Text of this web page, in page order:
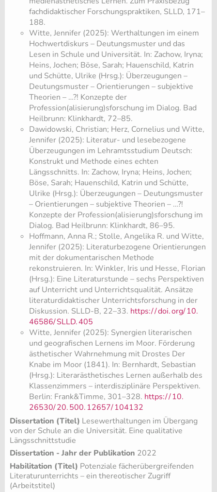
fachdidaktischer Forschungspraktiken, SLLD, 171–
188.
Witte, Jennifer (2025): Werthaltungen im einem
Hochwertdiskurs – Deutungsmuster und das
Lesen in Schule und Universität. In: Zachow, Iryna;
Heins, Jochen; Böse, Sarah; Hauenschild, Katrin
und Schütte, Ulrike (Hrsg.): Überzeugungen –
Deutungsmuster – Orientierungen – subjektive
Theorien – …?! Konzepte der
Profession(alisierung)sforschung im Dialog. Bad
Heilbrunn: Klinkhardt, 72–85.
Dawidowski, Christian; Herz, Cornelius und Witte,
Jennifer (2025): Literatur- und lesebezogene
Überzeugungen im Lehramtsstudium Deutsch:
Konstrukt und Methode eines echten
Längsschnitts. In: Zachow, Iryna; Heins, Jochen;
Böse, Sarah; Hauenschild, Katrin und Schütte,
Ulrike (Hrsg.): Überzeugungen – Deutungsmuster
– Orientierungen – subjektive Theorien – …?!
Konzepte der Profession(alisierung)sforschung im
Dialog. Bad Heilbrunn: Klinkhardt, 86–95.
Hoffmann, Anna R.; Stolle, Angelika R. und Witte,
Jennifer (2025): Literaturbezogene Orientierungen
mit der dokumentarischen Methode
rekonstruieren. In: Winkler, Iris und Hesse, Florian
(Hrsg.): Eine Literaturstunde – sechs Perspektiven
auf Unterricht und Unterrichtsqualität. Ansätze
literaturdidaktischer Unterrichtsforschung in der
Diskussion. SLLD-B, 22–33. https://doi.org/10.
46586/SLLD.405
Witte, Jennifer (2025): Synergien literarischen
und geografischen Lernens im Moor. Förderung
ästhetischer Wahrnehmung mit Drostes Der
Knabe im Moor (1841). In: Bernhardt, Sebastian
(Hrsg.): Literarästhetisches Lernen außerhalb des
Klassenzimmers – interdisziplinäre Perspektiven.
Berlin: Frank&Timme, 301–328. https://10.
26530/20.500. 12657/104132
Dissertation (Titel) Lesewerthaltungen im Übergang
von der Schule an die Universität. Eine qualitative
Längsschnittstudie
Dissertation - Jahr der Publikation 2022
Habilitation (Titel) Potenziale fächerübergreifenden
Literaturunterrichts – ein thereotischer Zugriff
(Arbeitstitel)